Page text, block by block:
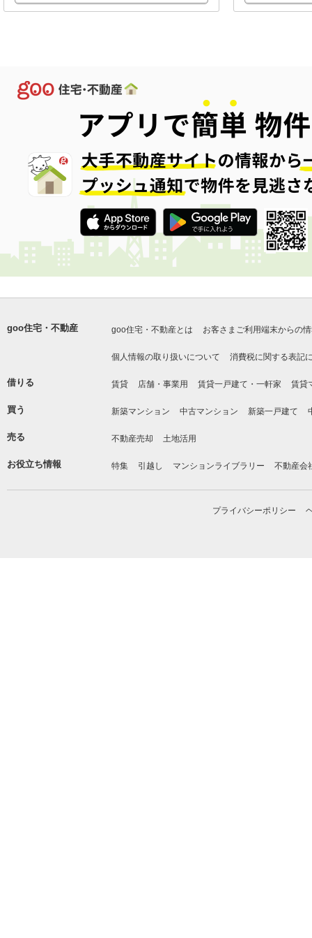
goo住宅・不動産 goo住宅・不動産とは お客さまご利用端末からの
個人情報の取り扱いについて 消費税に関する表記
借りる 賃貸 店舗・事業用 賃貸一戸建て・一軒家 賃貸
買う 新築マンション 中古マンション 新築一戸建て
売る 不動産売却 土地活用
お役立ち情報 特集 引越し マンションライブラリー 不動産会
プライバシーポリシー